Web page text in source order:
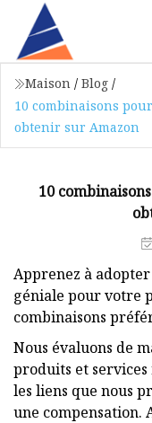
Maison / Blog /
10 combinaisons
obtenir sur Amazon
10
Apprenez à
géniale pour votre
combinaisons
Nous évaluons de
produits et services
les liens que nous
une compensation.